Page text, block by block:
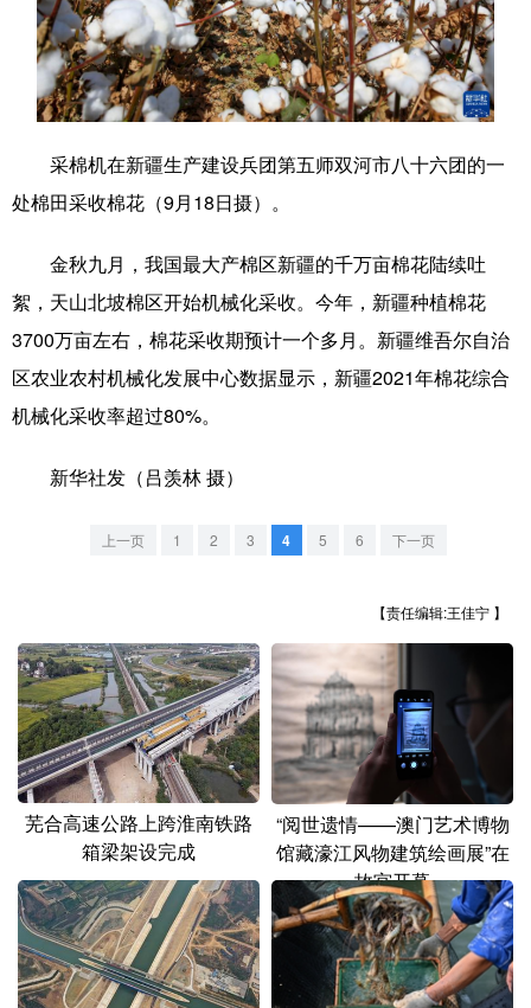
法律 中央文件 金融 汽车
食品 人居 信息化 数字经济
文化产业
地方频道
北京 天津
湖南
广东 广西 海南 重庆
四川 贵州 云南 西藏
陕西 甘肃 青海 宁夏
新疆 内蒙古 黑龙江
多语种频道
English Español Français عربى
采棉机在新疆生产建设兵团第五师双河市八十六团的一
处棉田采收棉花（9月18日摄）。
金秋九月，我国最大产棉区新疆的千万亩棉花陆续吐
絮，天山北坡棉区开始机械化采收。今年，新疆种植棉花
3700万亩左右，棉花采收期预计一个多月。新疆维吾尔自治
区农业农村机械化发展中心数据显示，新疆2021年棉花综合
机械化采收率超过80%。
新华社发（吕羡林 摄）
上一页 1 2 3 4 5 6 下一页
【责任编辑:王佳宁 】
芜合高速公路上跨淮南铁路
箱梁架设完成
“阅世遗情——澳门艺术博物
馆藏濠江风物建筑绘画展”在
故宫开幕